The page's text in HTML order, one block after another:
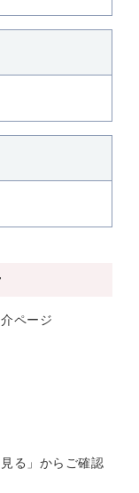
ページ
る」からご確認